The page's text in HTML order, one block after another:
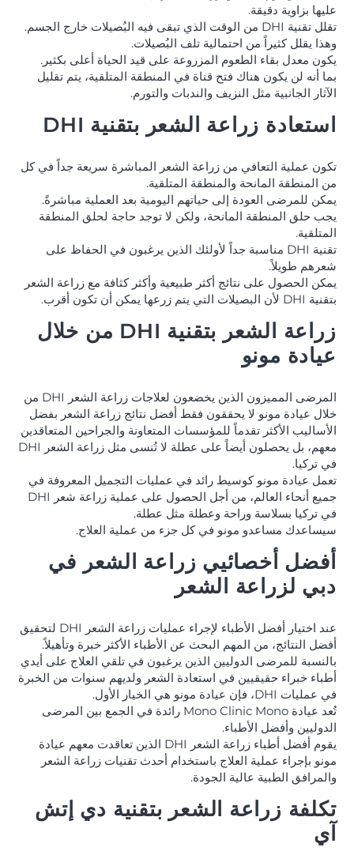
عليها بزاوية دقيقة.
تقلل تقنية DHI من الوقت الذي تبقى فيه البُصيلات خارج الجسم.
وهذا يقلل كثيراً من احتمالية تلف البُصيلات.
يكون معدل بقاء الطعوم المزروعة على قيد الحياة أعلى بكثير.
بما أنه لن يكون هناك فتح قناة في المنطقة المتلقية، يتم تقليل
الآثار الجانبية مثل النزيف والندبات والتورم.
استعادة زراعة الشعر بتقنية DHI
تكون عملية التعافي من زراعة الشعر المباشرة سريعة جداً في كل
من المنطقة المانحة والمنطقة المتلقية.
يمكن للمرضى العودة إلى حياتهم اليومية بعد العملية مباشرةً.
يجب حلق المنطقة المانحة، ولكن لا توجد حاجة لحلق المنطقة
المتلقية.
تقنية DHI مناسبة جداً لأولئك الذين يرغبون في الحفاظ على
شعرهم طويلاً.
يمكن الحصول على نتائج أكثر طبيعية وأكثر كثافة مع زراعة الشعر
بتقنية DHI لأن البصيلات التي يتم زرعها يمكن أن تكون أقرب.
زراعة الشعر بتقنية DHI من خلال
عيادة مونو
المرضى المميزون الذين يخضعون لعلاجات زراعة الشعر DHI من
خلال عيادة مونو لا يحققون فقط أفضل نتائج زراعة الشعر بفضل
الأساليب الأكثر تقدماً للمؤسسات المتعاونة والجراحين المتعاقدين
معهم، بل يحصلون أيضاً على عطلة لا تُنسى مثل زراعة الشعر DHI
في تركيا.
تعمل عيادة مونو كوسيط رائد في عمليات التجميل المعروفة في
جميع أنحاء العالم، من أجل الحصول على عملية زراعة شعر DHI
في تركيا بسلاسة وراحة وعطلة مثل عطلة.
سيساعدك مساعدو مونو في كل جزء من عملية العلاج.
أفضل أخصائيي زراعة الشعر في
دبي لزراعة الشعر
عند اختيار أفضل الأطباء لإجراء عمليات زراعة الشعر DHI لتحقيق
أفضل النتائج، من المهم البحث عن الأطباء الأكثر خبرة وتأهيلاً.
بالنسبة للمرضى الدوليين الذين يرغبون في تلقي العلاج على أيدي
أطباء خبراء حقيقيين في استعادة الشعر ولديهم سنوات من الخبرة
في عمليات DHI، فإن عيادة مونو هي الخيار الأول.
تُعد عيادة Mono Clinic Mono رائدة في الجمع بين المرضى
الدوليين وأفضل الأطباء.
يقوم أفضل أطباء زراعة الشعر DHI الذين تعاقدت معهم عيادة
مونو بإجراء عملية العلاج باستخدام أحدث تقنيات زراعة الشعر
والمرافق الطبية عالية الجودة.
تكلفة زراعة الشعر بتقنية دي إتش
آي